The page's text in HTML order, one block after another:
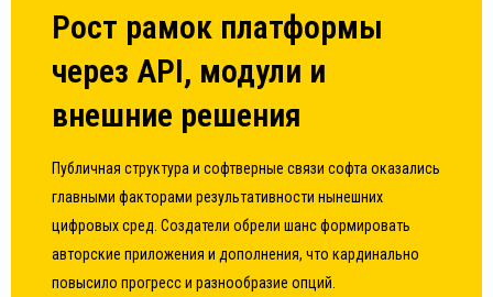
Рост рамок платформы
через API, модули и
внешние решения
Публичная структура и софтверные связи софта оказались
главными факторами результативности нынешних
цифровых сред. Создатели обрели шанс формировать
авторские приложения и дополнения, что кардинально
повысило прогресс и разнообразие опций.